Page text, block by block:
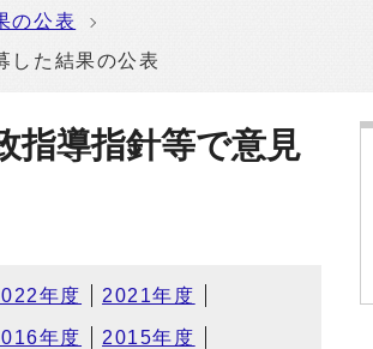
の公表
た結果の公表
導指針等で意見
年度 2021年度
年度 2015年度